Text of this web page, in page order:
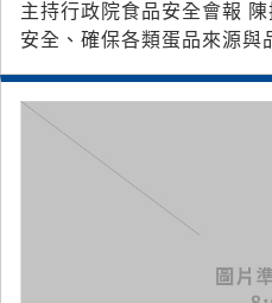
主持行政院食品安全會報
安全、確保各類蛋品來源與